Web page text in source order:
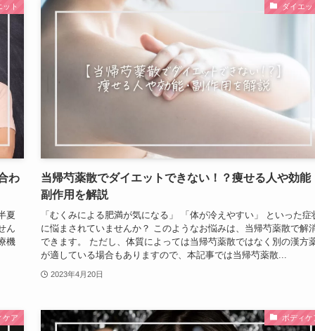
ット
わ
夏
ん
機
ダイエッ
当帰芍薬散でダイエットできない！？痩せる人や効能
副作用を解説
「むくみによる肥満が気になる」 「体が冷えやすい」 といった症
に悩まされていませんか？ このようなお悩みは、当帰芍薬散で解
できます。 ただし、体質によっては当帰芍薬散ではなく別の漢方
が適している場合もありますので、本記事では当帰芍薬散...
2023年4月20日
ケア ボディケ